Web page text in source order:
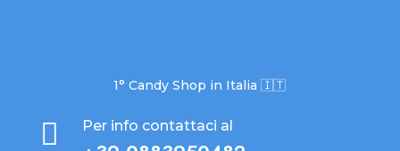
1° Candy Shop in Italia 🇮🇹
 Per info contattaci al